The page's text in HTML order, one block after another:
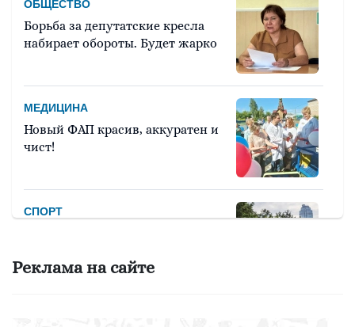
ОБЩЕСТВО
Борьба за депутатские кресла
набирает обороты. Будет жарко
МЕДИЦИНА
Новый ФАП красив, аккуратен и
чист!
СПОРТ
марафоне «Европа – Азия»
Реклама на сайте